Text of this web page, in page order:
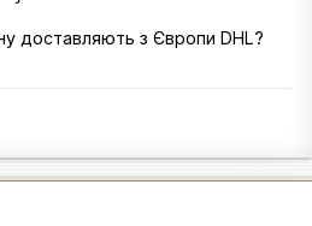
доставляють з Європи DHL?